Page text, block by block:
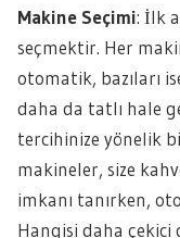
Makine Seçimi: İlk
seçmektir. Her
otomatik, bazıları
daha da tatlı hale
tercihinize yönelik
makineler, size
imkanı tanırken,
Hangisi daha çekici